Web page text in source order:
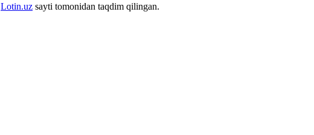
Lotin.uz sayti tomonidan taqdim qilingan.